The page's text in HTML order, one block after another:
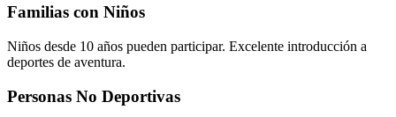
Familias con Niños
Niños desde 10 años pueden participar. Excelente introducción a
deportes de aventura.
Personas No Deportivas